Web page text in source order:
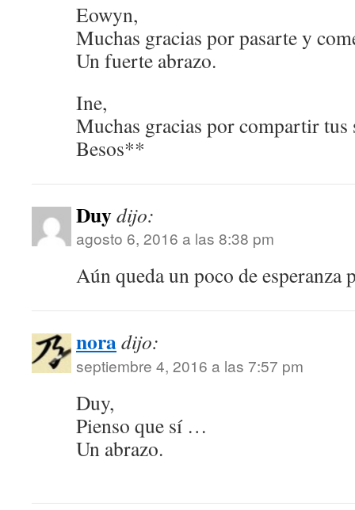
Eowyn,
Muchas gracias por pasarte y
Un fuerte abrazo.
Ine,
Muchas gracias por compartir tus
Besos**
Duydijo:
agosto 6, 2016 a las 8:38 pm
Aún queda un poco de esperanza
noradijo:
septiembre 4, 2016 a las 7:57 pm
Duy,
Pienso que sí …
Un abrazo.